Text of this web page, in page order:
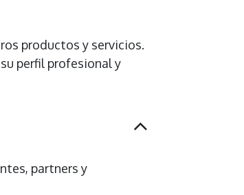
productos y servicios.
perfil profesional y
partners y